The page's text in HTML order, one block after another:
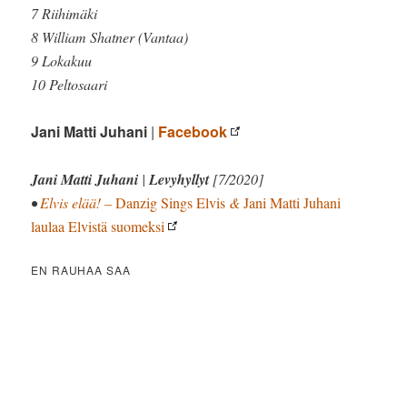
7 Riihimäki
8 William Shatner (Vantaa)
9 Lokakuu
10 Peltosaari
Jani Matti Juhani | Facebook
Jani Matti Juhani |Levyhyllyt[7/2020]
•Elvis elää! –Danzig Sings Elvis &Jani Matti Juhani
laulaa Elvistä suomeksi
EN RAUHAA SAA